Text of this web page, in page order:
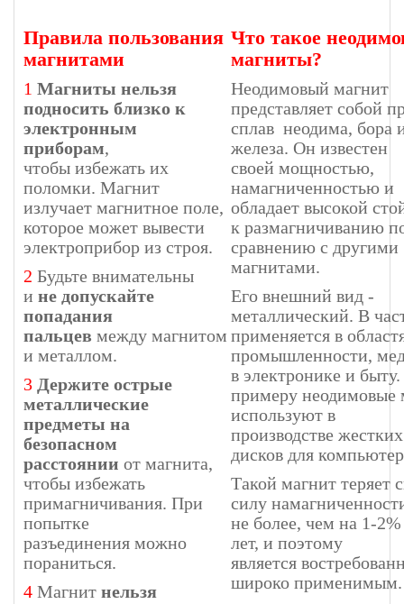
Правила пользования
магнитами
Что такое
магниты?
1 Магниты нельзя
подносить близко к
электронным
приборам,
чтобы избежать их
поломки. Магнит
излучает магнитное поле,
которое может вывести
электроприбор из строя.
2 Будьте внимательны
и не допускайте
попадания
пальцев между магнитом
и металлом.
3 Держите острые
металлические
предметы на
безопасном
расстоянии от магнита,
чтобы избежать
примагничивания. При
попытке
разъединения можно
пораниться.
4 Магнит нельзя
Неодимовый магнит
представляет собой
сплав неодима, бора
железа. Он известен
своей мощностью,
намагниченностью и
обладает высокой
к размагничиванию
сравнению с другими
магнитами.
Его внешний вид -
металлический. В
применяется в
промышленности,
в электронике и
примеру неодимовые
используют в
производстве жестких
дисков для
Такой магнит теряет
силу
не более, чем на 1-2%
лет, и поэтому
является
широко применимым.